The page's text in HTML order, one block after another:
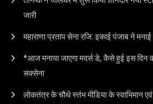
जारी
महाराणा प्रताप सेना रजि: इकाई पंजाब ने
*आज मनाया जाएगा मदर्स डे, कैसे हुई इस
सक्सेना
लोकतंत्र के चौथे स्तंभ मीडिया के स्वाभिमान